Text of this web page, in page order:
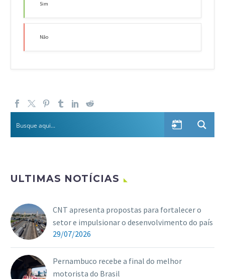
Sim
Não
ULTIMAS NOTÍCIAS
CNT apresenta propostas para fortalecer o
setor e impulsionar o desenvolvimento do país
29/07/2026
Pernambuco recebe a final do melhor
motorista do Brasil